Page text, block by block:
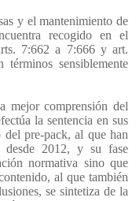
y el mantenimiento de
recogido en el
7:662 a 7:666 y art.
sensiblemente
mejor comprensión del
la sentencia en sus
del pre-pack, al que han
desde 2012, y su fase
normativa sino que
al que también
se sintetiza de la